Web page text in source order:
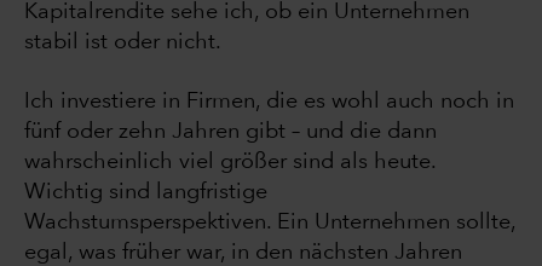
Kapitalrendite sehe ich, ob ein Unternehmen
stabil ist oder nicht.
Ich investiere in Firmen, die es wohl auch noch in
fünf oder zehn Jahren gibt – und die dann
wahrscheinlich viel größer sind als heute.
Wichtig sind langfristige
Wachstumsperspektiven. Ein Unternehmen sollte,
egal, was früher war, in den nächsten Jahren